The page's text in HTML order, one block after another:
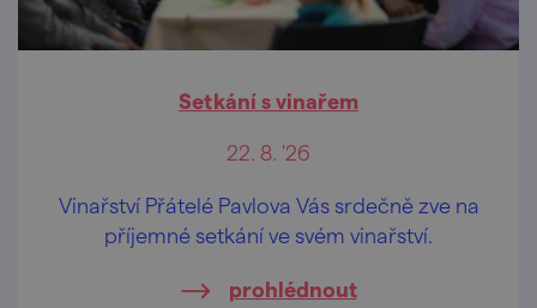
Setkání s vinařem
22. 8. '26
Vinařství Přátelé Pavlova Vás srdečně zve na
příjemné setkání ve svém vinařství.
prohlédnout